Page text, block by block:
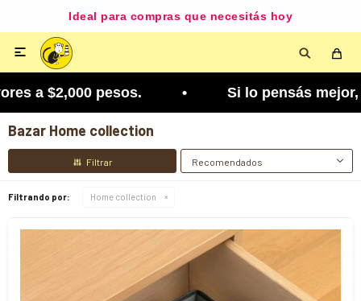
Ideal para compras que necesitás hoy

a $2,000 pesos. • Si lo pensás mejor, lo
Bazar Home collection
Recomendados
Filtrando por: Home collection